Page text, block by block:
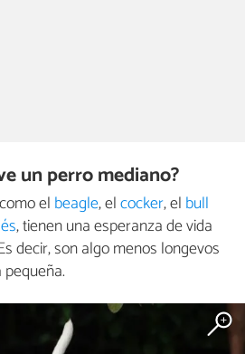
un perro mediano?
el beagle, elcocker, el bull
, tienen una esperanza de vida
decir, son algo menos longevos